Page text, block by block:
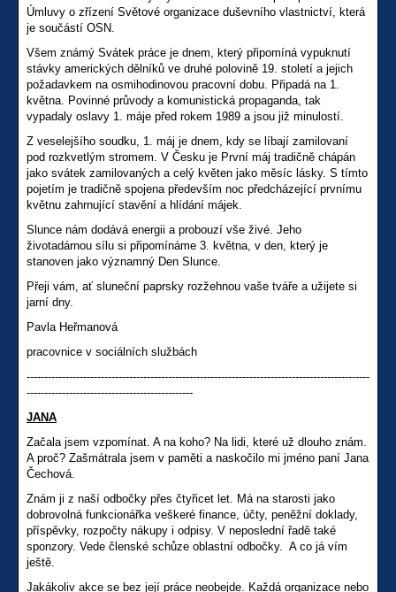
Úmluvy o zřízení Světové organizace duševního vlastnictví, která
je součástí OSN.
Všem známý Svátek práce je dnem, který připomíná vypuknutí
stávky amerických dělníků ve druhé polovině 19. století a jejich
požadavkem na osmihodinovou pracovní dobu. Připadá na 1.
května. Povinné průvody a komunistická propaganda, tak
vypadaly oslavy 1. máje před rokem 1989 a jsou již minulostí.
Z veselejšího soudku, 1. máj je dnem, kdy se líbají zamilovaní
pod rozkvetlým stromem. V Česku je První máj tradičně chápán
jako svátek zamilovaných a celý květen jako měsíc lásky. S tímto
pojetím je tradičně spojena především noc předcházející prvnímu
květnu zahrnující stavění a hlídání májek.
Slunce nám dodává energii a probouzí vše živé. Jeho
životadárnou sílu si připomínáme 3. května, v den, který je
stanoven jako významný Den Slunce.
Přeji vám, ať sluneční paprsky rozžehnou vaše tváře a užijete si
jarní dny.
Pavla Heřmanová
pracovnice v sociálních službách
-------------------------------------------------------------------------------------------------
-----------------------------------------------
JANA
Začala jsem vzpomínat. A na koho? Na lidi, které už dlouho znám.
A proč? Zašmátrala jsem v paměti a naskočilo mi jméno paní Jana
Čechová.
Znám ji z naší odbočky přes čtyřicet let. Má na starosti jako
dobrovolná funkcionářka veškeré finance, účty, peněžní doklady,
příspěvky, rozpočty nákupy i odpisy. V neposlední řadě také
sponzory. Vede členské schůze oblastní odbočky. A co já vím
ještě.
Jakákoliv akce se bez její práce neobejde. Každá organizace nebo